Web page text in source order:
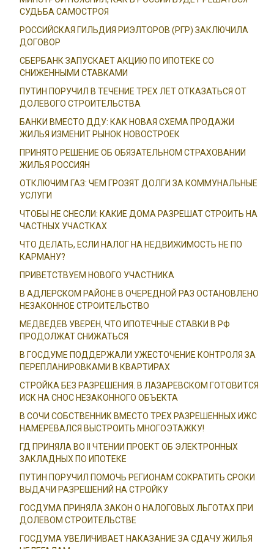
СУДЬБА САМОСТРОЯ
РОССИЙСКАЯ ГИЛЬДИЯ РИЭЛТОРОВ (РГР) ЗАКЛЮЧИЛА
ДОГОВОР
СБЕРБАНК ЗАПУСКАЕТ АКЦИЮ ПО ИПОТЕКЕ СО
СНИЖЕННЫМИ СТАВКАМИ
ПУТИН ПОРУЧИЛ В ТЕЧЕНИЕ ТРЕХ ЛЕТ ОТКАЗАТЬСЯ ОТ
ДОЛЕВОГО СТРОИТЕЛЬСТВА
БАНКИ ВМЕСТО ДДУ: КАК НОВАЯ СХЕМА ПРОДАЖИ
ЖИЛЬЯ ИЗМЕНИТ РЫНОК НОВОСТРОЕК
ПРИНЯТО РЕШЕНИЕ ОБ ОБЯЗАТЕЛЬНОМ СТРАХОВАНИИ
ЖИЛЬЯ РОССИЯН
ОТКЛЮЧИМ ГАЗ: ЧЕМ ГРОЗЯТ ДОЛГИ ЗА КОММУНАЛЬНЫЕ
УСЛУГИ
ЧТОБЫ НЕ СНЕСЛИ: КАКИЕ ДОМА РАЗРЕШАТ СТРОИТЬ НА
ЧАСТНЫХ УЧАСТКАХ
ЧТО ДЕЛАТЬ, ЕСЛИ НАЛОГ НА НЕДВИЖИМОСТЬ НЕ ПО
КАРМАНУ?
ПРИВЕТСТВУЕМ НОВОГО УЧАСТНИКА
В АДЛЕРСКОМ РАЙОНЕ В ОЧЕРЕДНОЙ РАЗ ОСТАНОВЛЕНО
НЕЗАКОННОЕ СТРОИТЕЛЬСТВО
МЕДВЕДЕВ УВЕРЕН, ЧТО ИПОТЕЧНЫЕ СТАВКИ В РФ
ПРОДОЛЖАТ СНИЖАТЬСЯ
В ГОСДУМЕ ПОДДЕРЖАЛИ УЖЕСТОЧЕНИЕ КОНТРОЛЯ ЗА
ПЕРЕПЛАНИРОВКАМИ В КВАРТИРАХ
СТРОЙКА БЕЗ РАЗРЕШЕНИЯ. В ЛАЗАРЕВСКОМ ГОТОВИТСЯ
ИСК НА СНОС НЕЗАКОННОГО ОБЪЕКТА
В СОЧИ СОБСТВЕННИК ВМЕСТО ТРЕХ РАЗРЕШЕННЫХ ИЖС
НАМЕРЕВАЛСЯ ВЫСТРОИТЬ МНОГОЭТАЖКУ!
ГД ПРИНЯЛА ВО II ЧТЕНИИ ПРОЕКТ ОБ ЭЛЕКТРОННЫХ
ЗАКЛАДНЫХ ПО ИПОТЕКЕ
ПУТИН ПОРУЧИЛ ПОМОЧЬ РЕГИОНАМ СОКРАТИТЬ СРОКИ
ВЫДАЧИ РАЗРЕШЕНИЙ НА СТРОЙКУ
ГОСДУМА ПРИНЯЛА ЗАКОН О НАЛОГОВЫХ ЛЬГОТАХ ПРИ
ДОЛЕВОМ СТРОИТЕЛЬСТВЕ
ГОСДУМА УВЕЛИЧИВАЕТ НАКАЗАНИЕ ЗА СДАЧУ ЖИЛЬЯ